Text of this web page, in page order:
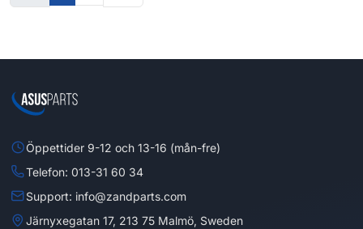
Öppettider 9-12 och 13-16 (mån-fre)
Telefon: 013-31 60 34
Support: info@zandparts.com
Järnyxegatan 17, 213 75 Malmö, Sweden